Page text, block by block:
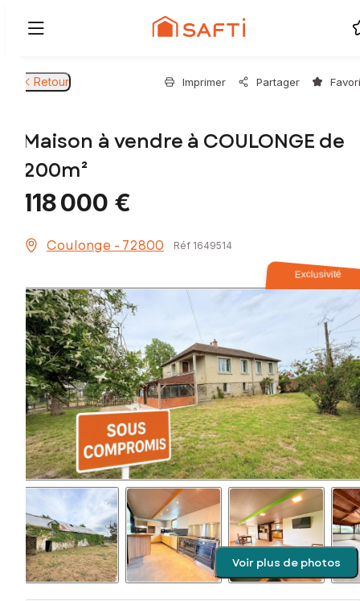
Retour Imprimer Partager
Maison à vendre à COULONGE de
200m²
118 000 €
Coulonge - 72800 Réf 1649514
Exclusivité
Voir plus de photos